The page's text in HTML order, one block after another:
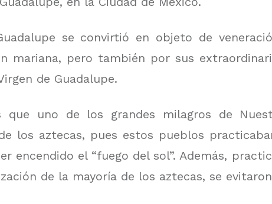
se convirtió en objeto de
mariana, pero también por sus
de Guadalupe.
que uno de los grandes milagros de
los aztecas, pues estos pueblos
encendido el “fuego del sol”. Además,
de la mayoría de los aztecas, se